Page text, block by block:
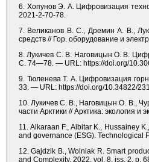
6. Хопунов Э. А. Цифровизация
2021-2-70-78.
7. Великанов В. С., Дремин А. В.,
средств // Гор. оборудование и
8. Лукичев С. В. Наговицын О. В.
С. 74—78. — URL: https://doi.org/
9. Тюленева Т. А. Цифровизация
33. — URL: https://doi.org/10.34822/
10. Лукичев С. В., Наговицын О. В.,
части Арктики // Арктика:
11. Alkaraan F., Albitar K., Hussainey
and governance (ESG). Technological
12. Gajdzik B., Wolniak R. Smart
and Complexity, 2022, vol. 8, iss. 2, p.